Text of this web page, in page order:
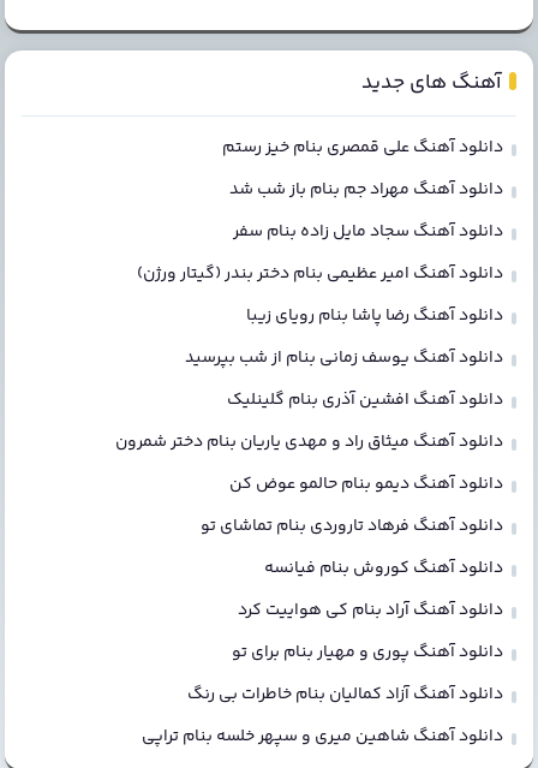
آهنگ های جدید
دانلود آهنگ علی قمصری بنام خیز رستم
دانلود آهنگ مهراد جم بنام باز شب شد
دانلود آهنگ سجاد مایل زاده بنام سفر
دانلود آهنگ امیر عظیمی بنام دختر بندر (گیتار ورژن)
دانلود آهنگ رضا پاشا بنام رویای زیبا
دانلود آهنگ یوسف زمانی بنام از شب بپرسید
دانلود آهنگ افشین آذری بنام گلینلیک
دانلود آهنگ میثاق راد و مهدی یاریان بنام دختر شمرون
دانلود آهنگ دیمو بنام حالمو عوض کن
دانلود آهنگ فرهاد تاروردی بنام تماشای تو
دانلود آهنگ کوروش بنام فیانسه
دانلود آهنگ آراد بنام کی هواییت کرد
دانلود آهنگ پوری و مهیار بنام برای تو
دانلود آهنگ آزاد کمالیان بنام خاطرات بی رنگ
دانلود آهنگ شاهین میری و سپهر خلسه بنام تراپی